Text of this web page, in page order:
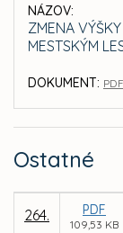
NÁZOV:
ZMENA
MESTSKÝM
DOKUMENT:
Ostatné
264. PDF
109,53 KB